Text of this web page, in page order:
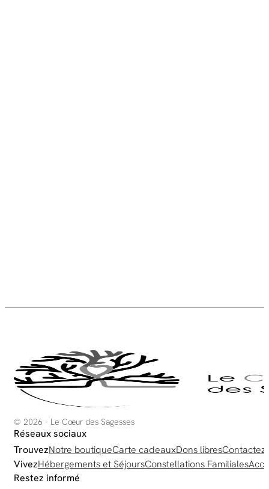
© 2026 - Le Cœur des Sagesses
Réseaux sociaux
TrouvezNotre boutiqueCarte cadeauxDons libres
VivezHébergements et SéjoursConstellations Familiales
Restez informé